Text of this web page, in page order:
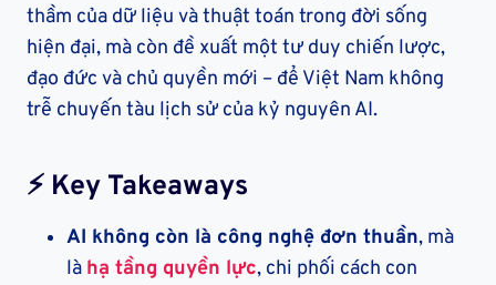
thầm của dữ liệu và thuật toán trong đời sống
hiện đại, mà còn đề xuất một tư duy chiến lược,
đạo đức và chủ quyền mới – để Việt Nam không
trễ chuyến tàu lịch sử của kỷ nguyên AI.
⚡ Key Takeaways
AI không còn là công nghệ đơn thuần, mà
là hạ tầng quyền lực, chi phối cách con